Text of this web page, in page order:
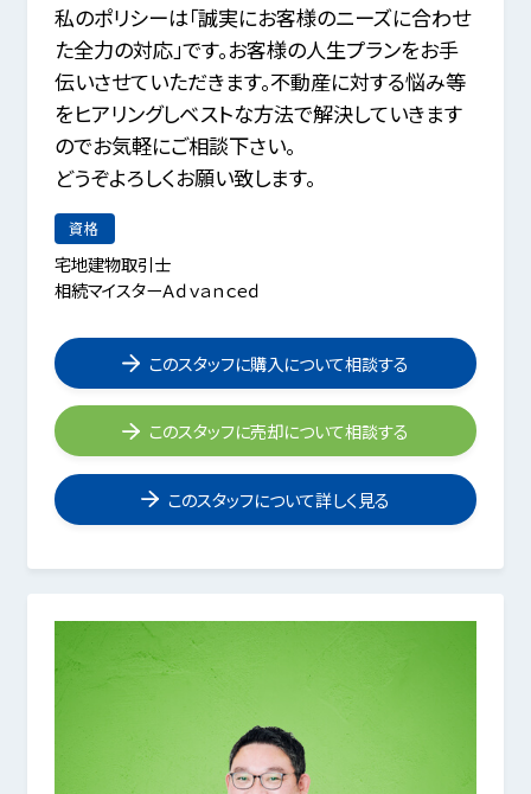
私のポリシーは「誠実にお客様のニーズに合わせ
た全力の対応」です。お客様の人生プランをお手
伝いさせていただきます。不動産に対する悩み等
をヒアリングしベストな方法で解決していきます
のでお気軽にご相談下さい。
どうぞよろしくお願い致します。
資格
宅地建物取引士
相続マイスターＡｄｖａｎｃｅｄ
このスタッフに購入について相談する
このスタッフに売却について相談する
このスタッフについて詳しく見る